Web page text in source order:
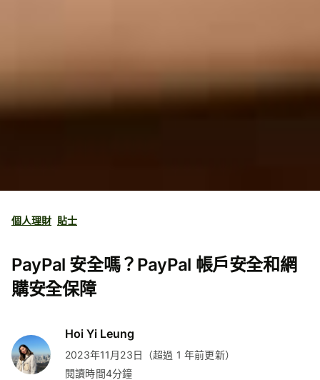
個人理財 貼士
PayPal 安全嗎？PayPal 帳戶安全和網
購安全保障
Hoi Yi Leung
2023年11月23日（超過 1 年前更新）
閱讀時間4分鐘